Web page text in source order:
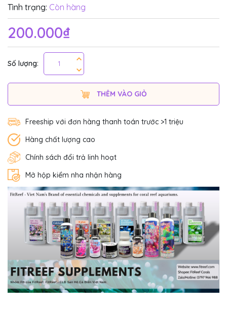
Tình trạng: Còn hàng
200.000₫
Số lượng:
THÊM VÀO GIỎ
Freeship với đơn hàng thanh toán trước >1 triệu
Hàng chất lượng cao
Chính sách đổi trả linh hoạt
Mở hộp kiểm nha nhận hàng